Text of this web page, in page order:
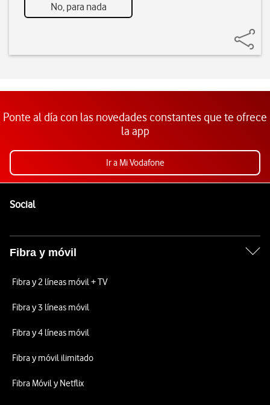
No, para nada
Ponte al día con las novedades constantes que te ofrece
la app
Ir a Mi Vodafone
SocialEnlaces a las redes sociales de Vodafone
Fibra y móvil
Fibra y 2 líneas móvil + TV
Fibra y 3 líneas móvil
Fibra y 4 líneas móvil
Fibra y móvil ilimitado
Fibra Móvil y Netflix